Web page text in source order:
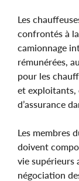
Les
confrontés à
camionnage
rémunérées,
pour les
et exploitants,
d’assurance
Les membres
doivent
vie supérieurs
négociation